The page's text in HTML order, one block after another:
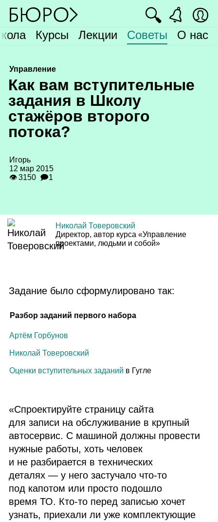
Курсы Лекции Советы О нас
🔍
Управление
Как вам вступительные
задания в Школу
стажёров второго
потока?
Игорь
12 мар 2015
👁 3150 🗩1
Николай Товеровский
Директор, автор курса «Управление
проектами, людьми и собой»
Задание было сформулировано так:
Разбор заданий первого набора
Артём Горбунов
Николай Товеровский
Оценки вступительных заданий в Гугле
«Спроектируйте страницу сайта
для записи на обслуживание в крупный
автосервис. С машиной должны провести
нужные работы, хоть человек
и не разбирается в технических
деталях — у него застучало что‑то
под капотом или просто подошло
время ТО. Кто‑то перед записью хочет
узнать, приехали ли уже комплектующие